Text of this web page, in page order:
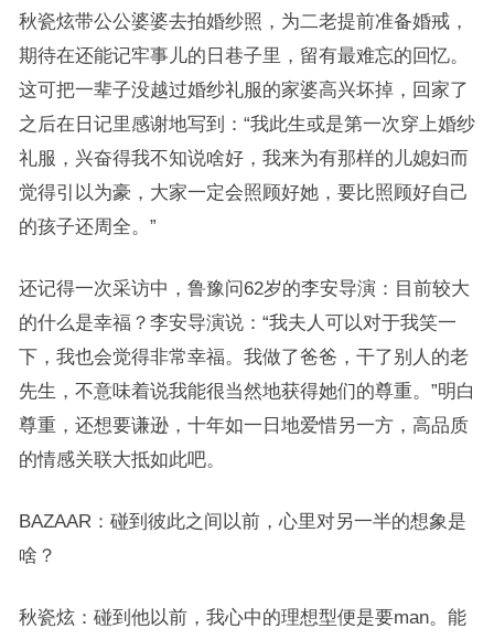
秋瓷炫带公公婆婆去拍婚纱照，为二老提前准备婚戒，
期待在还能记牢事儿的日巷子里，留有最难忘的回忆。
这可把一辈子没越过婚纱礼服的家婆高兴坏掉，回家了
之后在日记里感谢地写到：“我此生或是第一次穿上婚纱
礼服，兴奋得我不知说啥好，我来为有那样的儿媳妇而
觉得引以为豪，大家一定会照顾好她，要比照顾好自己
的孩子还周全。”
还记得一次采访中，鲁豫问62岁的李安导演：目前较大
的什么是幸福？李安导演说：“我夫人可以对于我笑一
下，我也会觉得非常幸福。我做了爸爸，干了别人的老
先生，不意味着说我能很当然地获得她们的尊重。”明白
尊重，还想要谦逊，十年如一日地爱惜另一方，高品质
的情感关联大抵如此吧。
BAZAAR：碰到彼此之间以前，心里对另一半的想象是
啥？
秋瓷炫：碰到他以前，我心中的理想型便是要man。能